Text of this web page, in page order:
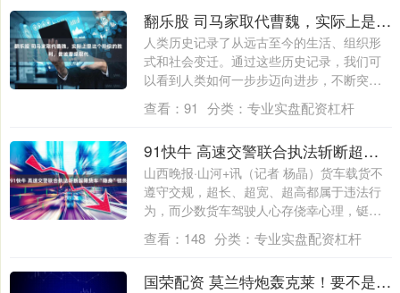
翻乐股 司马家取代曹魏，实际上是这个阶级的胜利，曾被曹操取代
人类历史记录了从远古至今的生活、组织形
式和社会变迁。通过这些历史记录，我们可
以看到人类如何一步步迈向进步，不断突破
自己的....
查看： 91 分类： 专业实盘配资杠杆
91快牛 高速交警联合执法斩断超限货车“隐身”链条
山西晚报·山河+讯（记者 杨晶）货车载货不
遵守交规，超长、超宽、超高都属于违法行
为，而少数货车驾驶人心存侥幸心理，铤而
走....
查看： 148 分类： 专业实盘配资杠杆
国荣配资 莫兰特炮轰克莱！要不是给库里面子，信不信我直接找人做了你